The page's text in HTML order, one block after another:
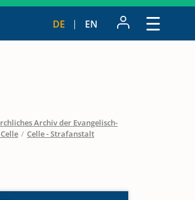
DE EN
Archiv der Evangelisch-
/ Celle - Strafanstalt